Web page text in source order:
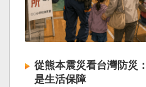
從熊本震災看台灣防災
是生活保障